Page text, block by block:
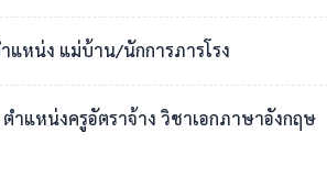
แหน่ง แม่บ้าน/นักการภารโรง
ำแหน่งครูอัตราจ้าง วิชาเอกภาษาอังกฤษ